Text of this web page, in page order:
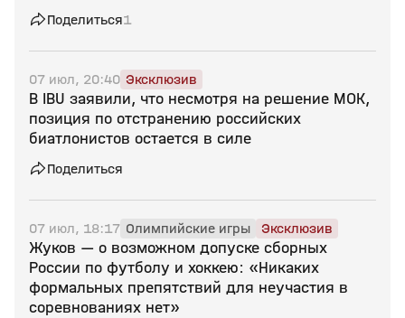
Поделиться1
07 июл, 20:40 Эксклюзив
В IBU заявили, что несмотря на решение МОК,
позиция по отстранению российских
биатлонистов остается в силе
Поделиться
07 июл, 18:17 Олимпийские игры Эксклюзив
Жуков — о возможном допуске сборных
России по футболу и хоккею: «Никаких
формальных препятствий для неучастия в
соревнованиях нет»